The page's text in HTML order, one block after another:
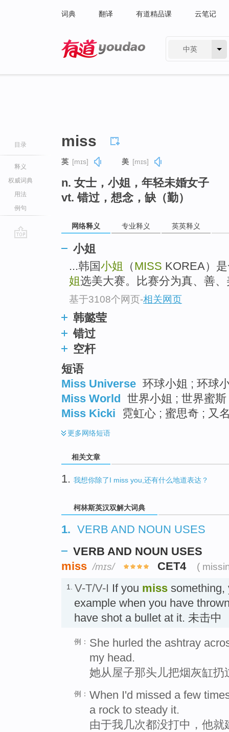
词典 翻译 有道精品课 云笔记
中英
目录
释义
权威词典
用法
例句
miss
英 [mɪs] 美 [mɪs]
n. 女士，小姐，年轻未婚女子
vt. 错过，想念，缺（勤）
网络释义 专业释义 英英释义
小姐
...韩国小姐 （MISS KOREA）
姐选美大赛。比赛分为真、善
基于3108个网页-相关网页
韩懿莹
错过
空杆
短语
Miss Universe 环球小姐 ; 环球
Miss World 世界小姐 ; 世界蜜
Miss Kicki
霓虹心 ; 蜜思奇 ; 又
更多网络短语
相关文章
1. 我想你除了I miss you,还有什么地道表达？
柯林斯英汉双解大词典
1. VERB AND NOUN USES
VERB AND NOUN USES
miss /mɪs/ CET4 (
1. V-T/V-I If you miss something,
example when you have
have shot a bullet at it. 未击中
例： She hurled the ashtray
my head.
她从屋子那头儿把烟灰缸
例： When I'd missed a few
a rock to steady it.
由于我几次都没打中，他